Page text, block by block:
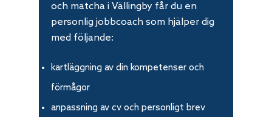
och matcha i Vällingby får du en
personlig jobbcoach som hjälper dig
med följande:
kartläggning av din kompetenser och
förmågor
anpassning av cv och personligt brev